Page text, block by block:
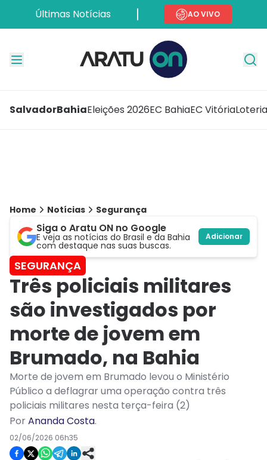
Últimas Notícias AO VIVO
SalvadorBahiaEleições 2026EC BahiaEC Vitória
Home Notícias Segurança
Siga o Aratu ON no Google
E veja as notícias do Brasil e da Bahia
com destaque nas suas buscas.
Adicionar
SEGURANÇA
Três policiais militares
são investigados por
morte de jovem em
Brumado, na Bahia
Morte de jovem em Brumado levou o Ministério
Público a deflagrar uma operação contra três
policiais militares nesta terça-feira (2)
PorAnanda Costa.
02/06/2026 06h35